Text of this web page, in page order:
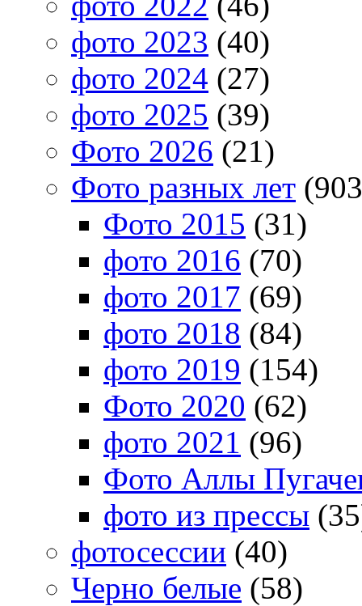
фото 2023 (40)
фото 2024 (27)
фото 2025 (39)
Фото 2026 (21)
Фото разных лет
Фото 2015 (31)
фото 2016 (70)
фото 2017 (69)
фото 2018 (84)
фото 2019 (154)
Фото 2020 (62)
фото 2021 (96)
Фото Аллы
фото из прессы
фотосессии (40)
Черно белые (58)